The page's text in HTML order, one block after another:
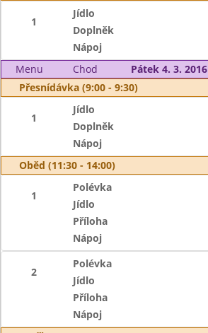
1
Jídlo
Doplněk
Nápoj
Menu
Chod
Pátek 4. 3. 2016
Přesnídávka (9:00 - 9:30)
1
Jídlo
Doplněk
Nápoj
Oběd (11:30 - 14:00)
1
Polévka
Jídlo
Příloha
Nápoj
2
Polévka
Jídlo
Příloha
Nápoj